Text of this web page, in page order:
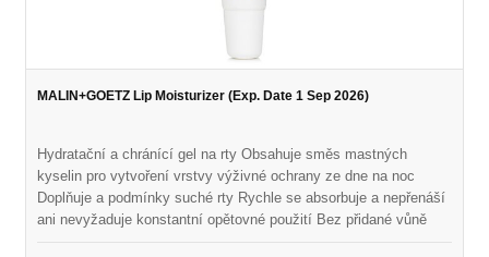
MALIN+GOETZ Lip Moisturizer (Exp. Date 1 Sep 2026)
Hydratační a chránící gel na rty Obsahuje směs mastných
kyselin pro vytvoření vrstvy výživné ochrany ze dne na noc
Doplňuje a podmínky suché rty Rychle se absorbuje a nepřenáší
ani nevyžaduje konstantní opětovné použití Bez přidané vůně